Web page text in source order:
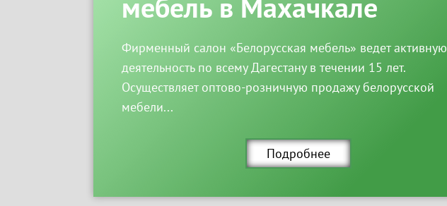
Фирменный салон «Белорусская мебель» ведет активную
деятельность по всему Дагестану в течении 15 лет.
Осуществляет оптово-розничную продажу белорусской
мебели...
Подробнее